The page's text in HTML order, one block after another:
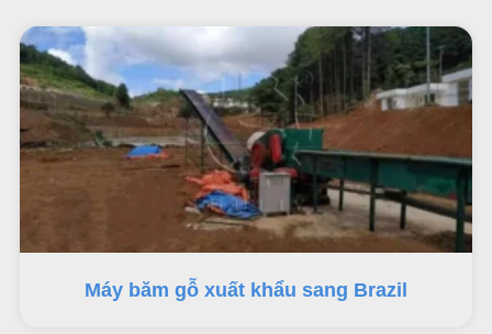
Máy băm gỗ xuất khẩu sang Brazil